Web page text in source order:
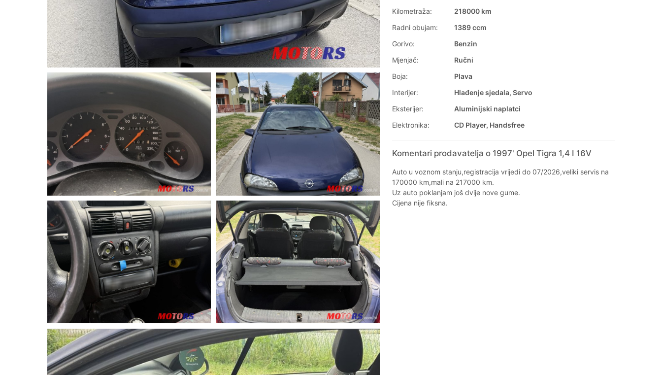
Kilometraža:
218000 km
Radni obujam:
1389 ccm
Gorivo:
Benzin
Mjenjač:
Ručni
Boja:
Plava
Interijer:
Hlađenje sjedala, Servo
Eksterijer:
Aluminijski naplatci
Elektronika:
CD Player, Handsfree
Komentari prodavatelja o 1997' Opel Tigra 1,4 I 16V
Auto u voznom stanju,registracija vrijedi do 07/2026,veliki servis na
170000 km,mali na 217000 km.
Uz auto poklanjam još dvije nove gume.
Cijena nije fiksna.